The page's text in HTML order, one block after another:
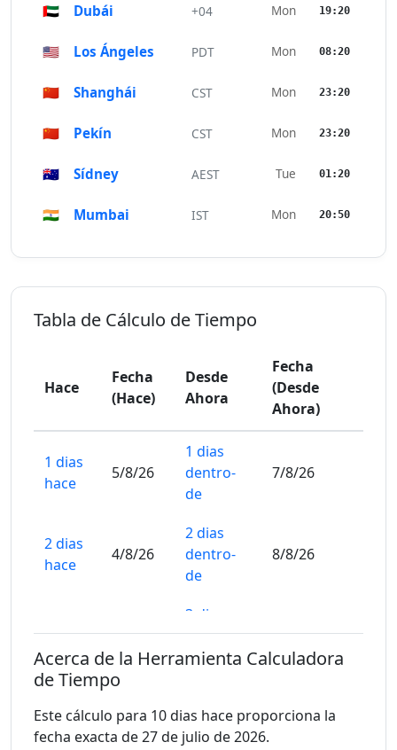
🇦🇪 Dubái +04 Mon 19:20
🇺🇸 Los Ángeles PDT Mon 08:20
🇨🇳 Shanghái CST Mon 23:20
🇨🇳 Pekín CST Mon 23:20
🇦🇺 Sídney AEST Tue 01:20
🇮🇳 Mumbai IST Mon 20:50
Tabla de Cálculo de Tiempo
Hace
Fecha
(Hace)
Desde
Ahora
Fecha
(Desde
Ahora)
1 dias
hace
5/8/26
1 dias
dentro-
de
7/8/26
2 dias
hace
4/8/26
2 dias
dentro-
de
8/8/26
3/8/26
3 dias
dentro-
de
9/8/26
4 dias
hace
2/8/26
dentro-
de
10/8/26
Acerca de la Herramienta Calculadora
de Tiempo
Este cálculo para 10 dias hace proporciona la
fecha exacta de 27 de julio de 2026.